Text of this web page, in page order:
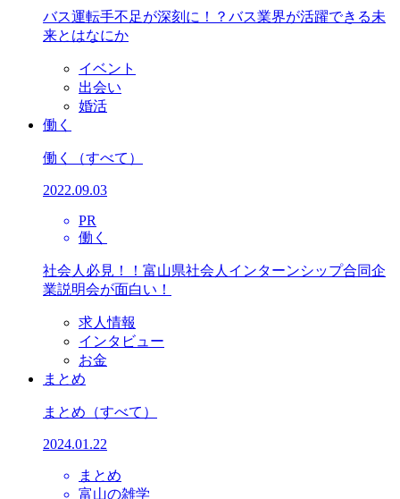
バス運転手不足が深刻に！？バス業界が活躍できる未
来とはなにか
イベント
出会い
婚活
働く
働く （すべて）
2022.09.03
PR
働く
社会人必見！！富山県社会人インターンシップ合同企
業説明会が面白い！
求人情報
インタビュー
お金
まとめ
まとめ （すべて）
2024.01.22
まとめ
富山の雑学